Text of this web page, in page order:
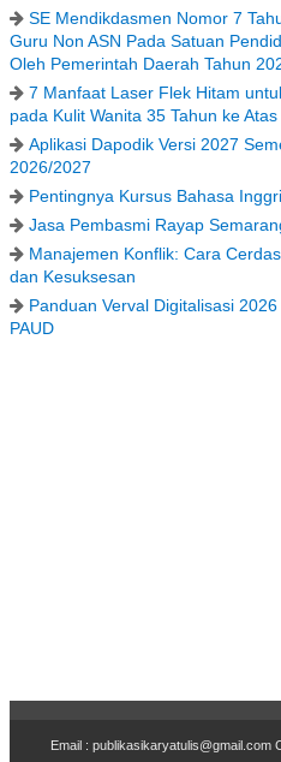
SE Mendikdasmen Nomor 7
Guru Non ASN Pada Satuan
Oleh Pemerintah Daerah Tahun
7 Manfaat Laser Flek Hitam
pada Kulit Wanita 35 Tahun ke Atas
Aplikasi Dapodik Versi 2027
2026/2027
Pentingnya Kursus Bahasa
Jasa Pembasmi Rayap
Manajemen Konflik: Cara
dan Kesuksesan
Panduan Verval Digitalisasi
PAUD
Email : publikasikaryatulis@gmail.com